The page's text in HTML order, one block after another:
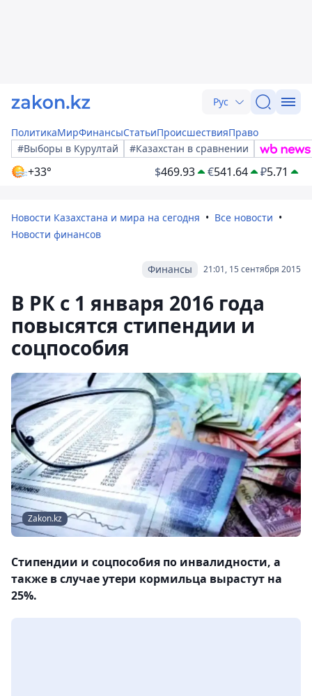
Рус
ПолитикаМирФинансыСтатьиПроисшествияПраво
#Выборы в Курултай
#Казахстан в сравнении
+33° $469.93 €541.64 ₽5.71
Новости Казахстана и мира на сегодня
Все новости
Новости финансов
21:01, 15 сентября 2015
Финансы
В РК с 1 января 2016 года
повысятся стипендии и
соцпособия
Zakon.kz
Стипендии и соцпособия по инвалидности, а
также в случае утери кормильца вырастут на
25%.